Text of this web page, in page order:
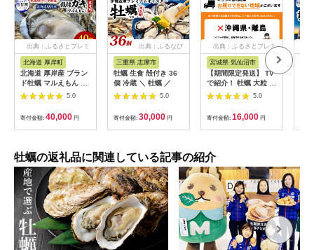
出典：ふるさとプレミ
北海道 厚岸町
北海道 厚岸産 ブラン
ド牡蠣 マルえもん 殻
付き 牡蠣 LLサイズ
類 生牡蠣 海鮮 海の幸
生食用牡蠣 生食用 生
食用殻付き牡蠣 濃厚
5.0
寄付金額: 40,000 円
出典：ふるなび
三重県 志摩市
牡蠣 生食 殻付き 36
個 冷蔵 ＼ 牡蠣 ／
5.0
寄付金額: 30,000 円
出典：ふるさとプレミ
アム
宮城県 気仙沼市
【期間限定発送】 TV
で紹介！ 牡蠣 大粒 3
～4年モノ 生食 殻付
個入) [住喜水産 宮城
県 気仙沼市
20564160] 期間限定
カキ かき 生牡蠣 魚貝
類 生牡蠣 貝 海鮮 魚
介類 なべ カキフライ
牡蠣ご飯 魚介
5.0
寄付金額: 16,000 円
牡蠣の返礼品に関連している記事の紹介